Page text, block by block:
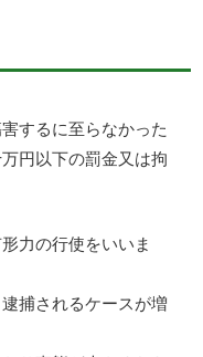
するに至らなかった
円以下の罰金又は拘
力の行使をいいま
捕されるケースが増